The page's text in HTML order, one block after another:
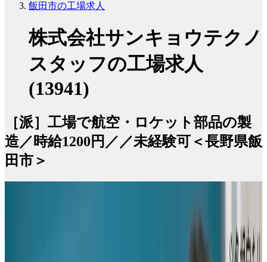
飯田市の工場求人
株式会社サンキョウテクノ
スタッフの工場求人
(13941)
［派］工場で航空・ロケット部品の製
造／時給1200円／／未経験可＜長野県飯
田市＞